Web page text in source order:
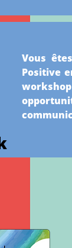
Vous
Positive